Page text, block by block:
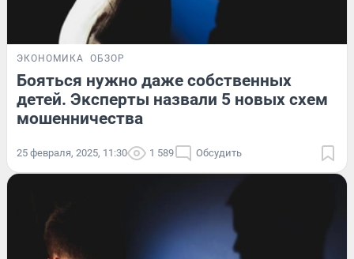
ЭКОНОМИКА ОБЗОР
Бояться нужно даже собственных
детей. Эксперты назвали 5 новых схем
мошенничества
25 февраля, 2025, 11:30 1 589 Обсудить